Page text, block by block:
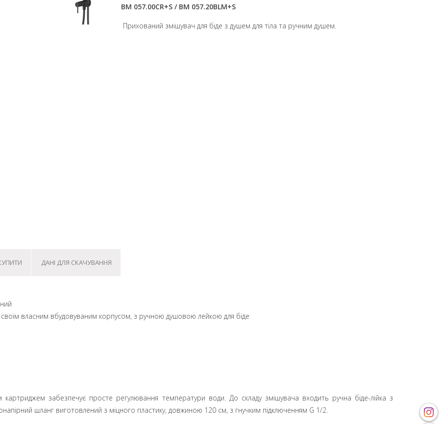
BM 057.00CR+S / BM 057.20BLM+S
Прихований змішувач для біде з душем для тіла та ручним душем.
ДАНІ ДЛЯ СКАЧУВАННЯ
своїм власним вбудовуваним корпусом, з ручною душовою лейкою для біде
картриджем забезпечує просте регулювання температури води. До складу змішувача входить ручна біде-лійка з
шланг виготовлений з міцного пластику, довжиною 120 см, з гнучким підключенням G 1/2.